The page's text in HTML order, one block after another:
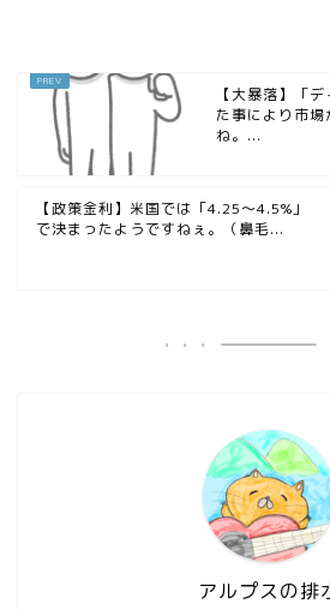
【大暴落】「
た事により市
ね。...
【政策金利】米国では「4.25〜4.5%」
で決まったようですねぇ。（鼻毛...
アルプスの排